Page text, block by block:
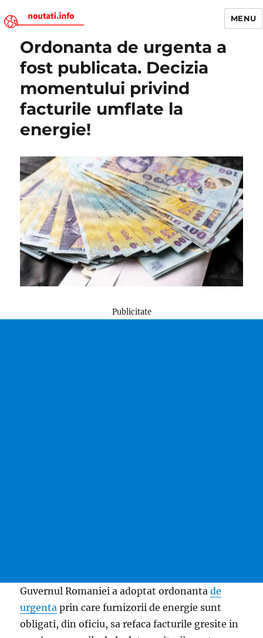
Noutati.Info
MENU
Ordonanta de urgenta a
fost publicata. Decizia
momentului privind
facturile umflate la
energie!
Publicitate
Guvernul Romaniei a adoptat ordonantade
urgenta prin care furnizorii de energie sunt
obligati, din oficiu, sa refaca facturile gresite in